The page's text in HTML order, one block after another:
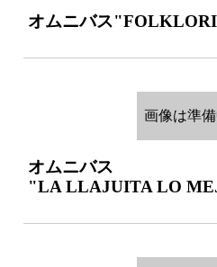
オムニバス
画像は準
オムニバス
"LA LLAJUITA LO